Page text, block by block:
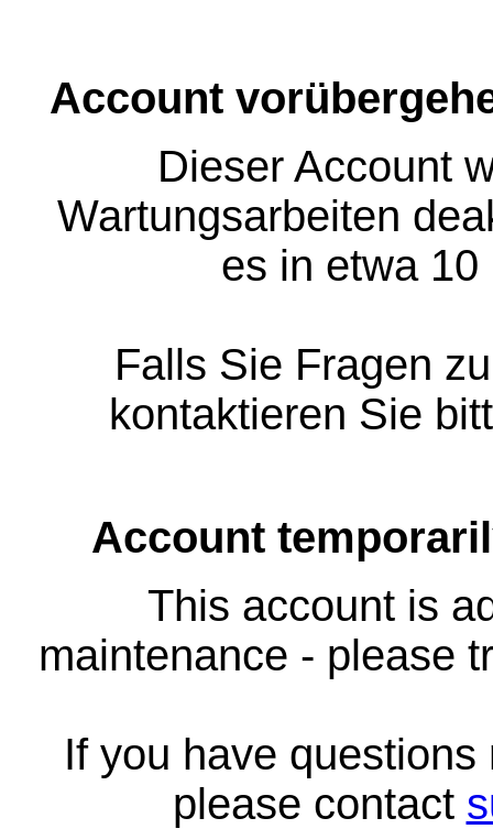
Account
Dieser Account
Wartungsarbeiten
es in etwa
Falls Sie Fragen
kontaktieren Sie
Account
This account is
maintenance - please
If you have
please contact